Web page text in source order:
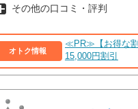
その他の口コミ・評判
オトク情報
≪PR≫【お得な割
15,000円割引